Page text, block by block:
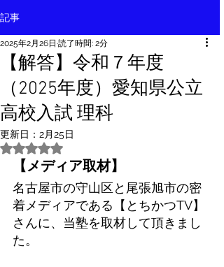
記事
【解答】令和７年度
（2025年度）愛知県公立
高校入試 理科
2025年2月26日 読了時間: 2分
更新日： 2月25日
5つ星のうちNaNと評価されています。
【メディア取材】
名古屋市の守山区と尾張旭市の密
着メディアである【とちかつTV】
さんに、当塾を取材して頂きまし
た。